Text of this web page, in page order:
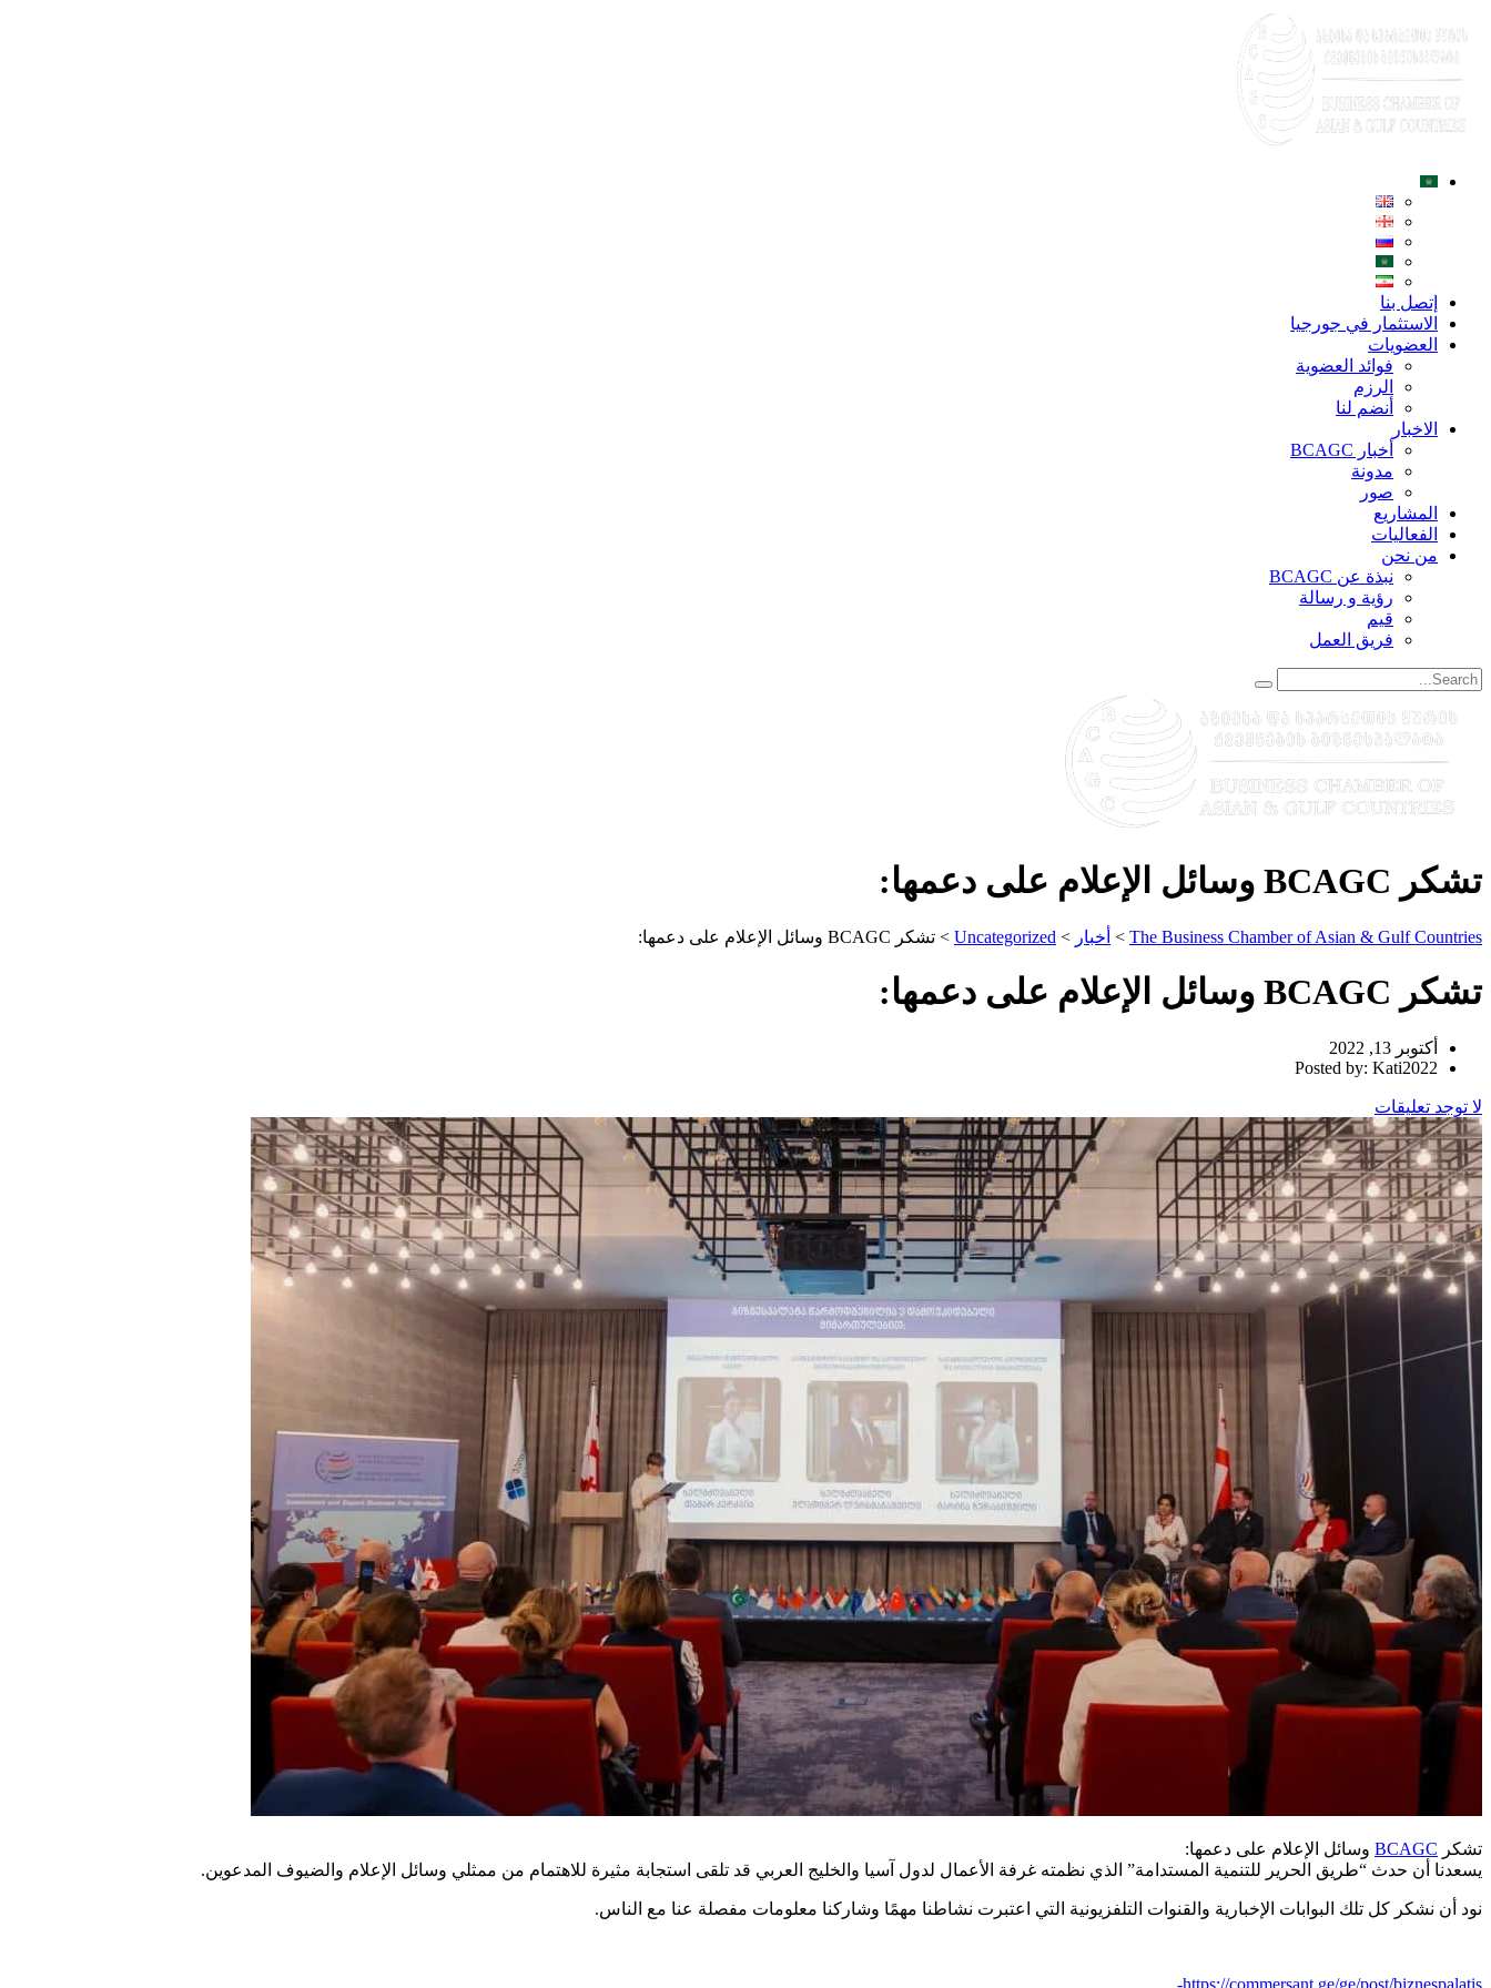
إتصل بنا
الاستثمار في جورجيا
العضويات
فوائد العضوية
الرزم
أنضم لنا
الاخبار
أخبار BCAGC
مدونة
صور
المشاريع
الفعاليات
من نحن
نبذة عن BCAGC
رؤية و رسالة
قيم
فريق العمل
تشكر BCAGC وسائل الإعلام على دعمها:
The Business Chamber of Asian & Gulf Countries
> أخبار >
Uncategorized
> تشكر BCAGC وسائل الإعلام على دعمها:
تشكر BCAGC وسائل الإعلام على دعمها:
أكتوبر 13, 2022
Posted by: Kati2022
لا توجد تعليقات
تشكر BCAGC وسائل الإعلام على دعمها:
يسعدنا أن حدث “طريق الحرير للتنمية المستدامة” الذي نظمته غرفة الأعمال لدول آسيا والخليج العربي قد تلقى استجابة مثيرة للاهتمام من ممثلي وسائل الإعلام والضيوف المدعوين.
نود أن نشكر كل تلك البوابات الإخبارية والقنوات التلفزيونية التي اعتبرت نشاطنا مهمًا وشاركنا معلومات مفصلة عنا مع الناس.
https://commersant.ge/ge/post/biznespalatis-